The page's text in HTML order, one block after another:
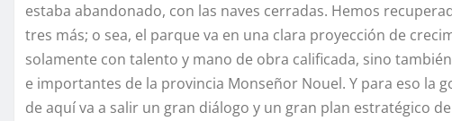
estaba abandonado, con las naves cerradas. Hemos
tres más; o sea, el parque va en una clara proyección de
solamente con talento y mano de obra calificada, sino
e importantes de la provincia Monseñor Nouel. Y para eso la
de aquí va a salir un gran diálogo y un gran plan estratégico